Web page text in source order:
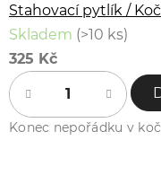
Stahovací pytlík /
Skladem (>10 ks)
325 Kč
Konec nepořádku v